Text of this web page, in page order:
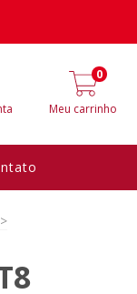
Meu carrinho
0
>